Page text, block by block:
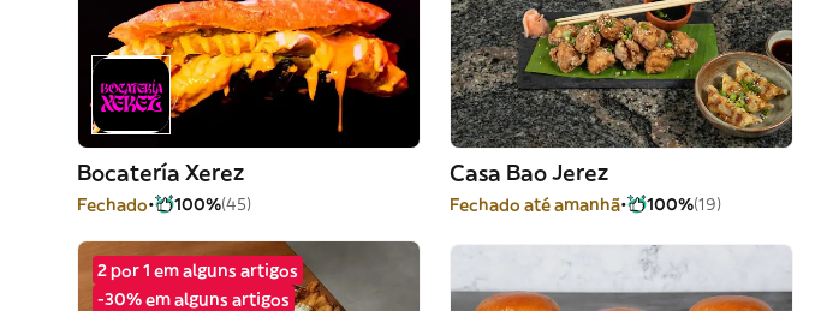
Bocatería Xerez
Fechado 100%(45)
Casa Bao Jerez
Fechado até amanhã 100%(19)
2 por 1 em alguns artigos
-30% em alguns artigos